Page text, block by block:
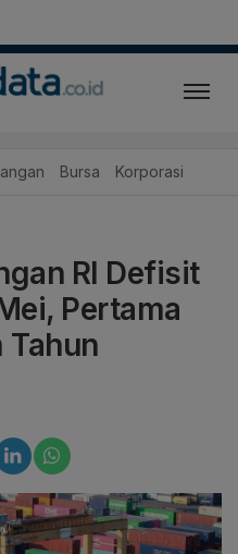
Bursa Korporasi
RI Defisit
Pertama
Tahun